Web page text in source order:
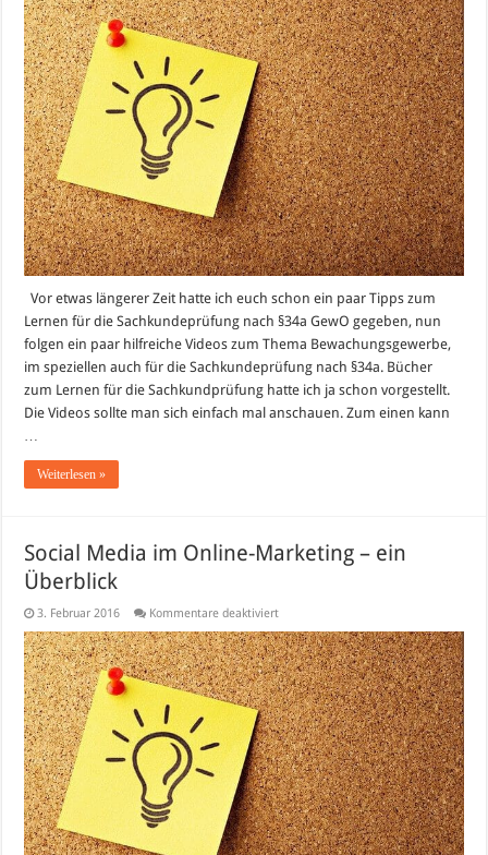
§34a
–
Lernmaterial:
Videos
Vor etwas längerer Zeit hatte ich euch schon ein paar Tipps zum
Lernen für die Sachkundeprüfung nach §34a GewO gegeben, nun
folgen ein paar hilfreiche Videos zum Thema Bewachungsgewerbe,
im speziellen auch für die Sachkundeprüfung nach §34a. Bücher
zum Lernen für die Sachkundprüfung hatte ich ja schon vorgestellt.
Die Videos sollte man sich einfach mal anschauen. Zum einen kann
…
Weiterlesen »
Social Media im Online-Marketing – ein
Überblick
3. Februar 2016 Kommentare deaktiviertfür
Media
im
Online-
Marketing
–
ein
Überblick